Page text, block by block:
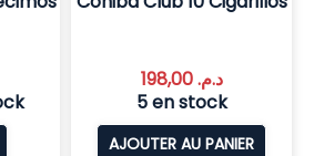
د.م.198,00
5 en stock
AJOUTER AU PANIER